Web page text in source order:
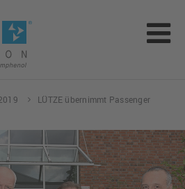
LÜTZE übernimmt Passenger